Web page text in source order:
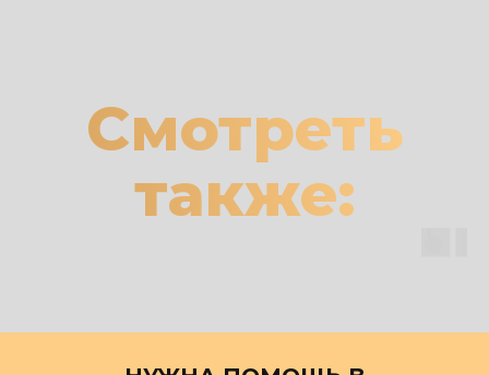
Смотреть
также: